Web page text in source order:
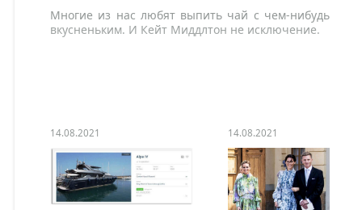
Многие из нас любят выпить чай с чем-нибудь
вкусненьким. И Кейт Миддлтон не исключение.
14.08.2021 14.08.2021